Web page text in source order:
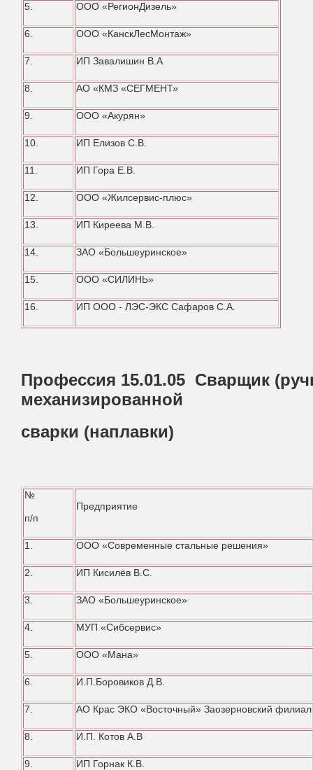
5. ООО «РегионДизель»
6. ООО «КанскЛесМонтаж»
7. ИП Завалишин В.А
8. АО «КМЗ «СЕГМЕНТ»
9. ООО «Акурян»
10. ИП Елизов С.В.
11. ИП Гора Е.В.
12. ООО «Жилсервис-плюс»
13. ИП Киреева М.В.
14. ЗАО «Большеуринское»
15. ООО «СИЛИНЬ»
16. ИП ООО - ЛЭС-ЭКС Сафаров С.А.
Профессия 15.01.05 Сварщик
механизированной
сварки (наплавки)
№
п/п
Предприятие
1. ООО «Современные стальные решения»
2. ИП Кисилёв В.С.
3. ЗАО «Большеуринское»
4. МУП «Сибсервис»
5. ООО «Мана»
6. И.П.Боровиков Д.В.
7. АО Крас ЭКО «Восточный» Заозерновский филиал
8. И.П. Котов А.В
9. ИП Горнак К.В.